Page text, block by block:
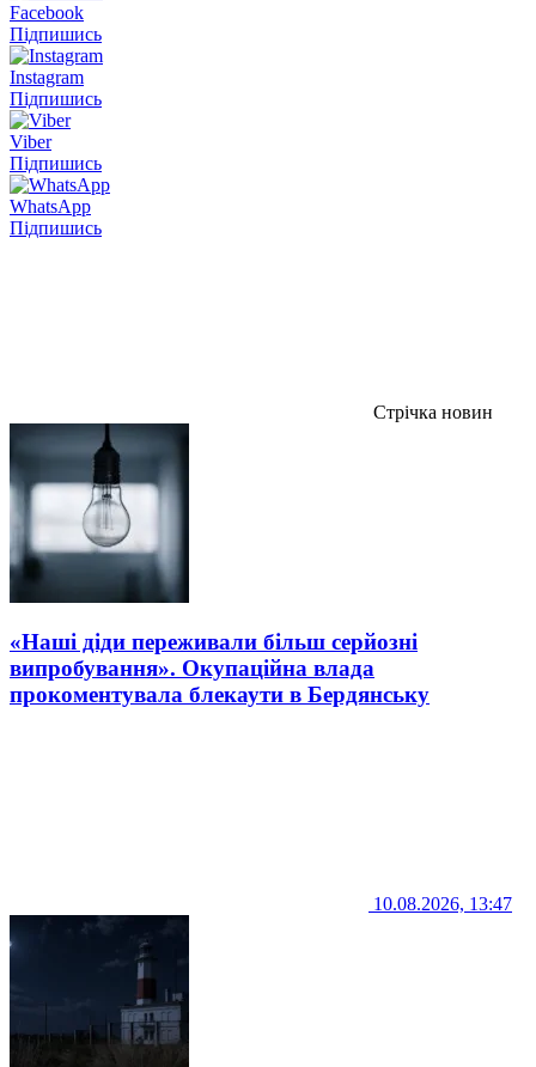
Facebook
Підпишись
Instagram
Підпишись
Viber
Підпишись
WhatsApp
Підпишись
Стрічка новин
«Наші діди переживали більш серйозні
випробування». Окупаційна влада
прокоментувала блекаути в Бердянську
10.08.2026, 13:47